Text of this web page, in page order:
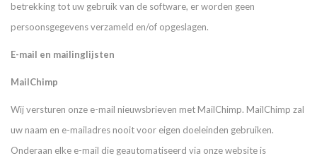
betrekking tot uw gebruik van de software, er worden geen
persoonsgegevens verzameld en/of opgeslagen.
E-mail en mailinglijsten
MailChimp
Wij versturen onze e-mail nieuwsbrieven met MailChimp. MailChimp zal
uw naam en e-mailadres nooit voor eigen doeleinden gebruiken.
Onderaan elke e-mail die geautomatiseerd via onze website is